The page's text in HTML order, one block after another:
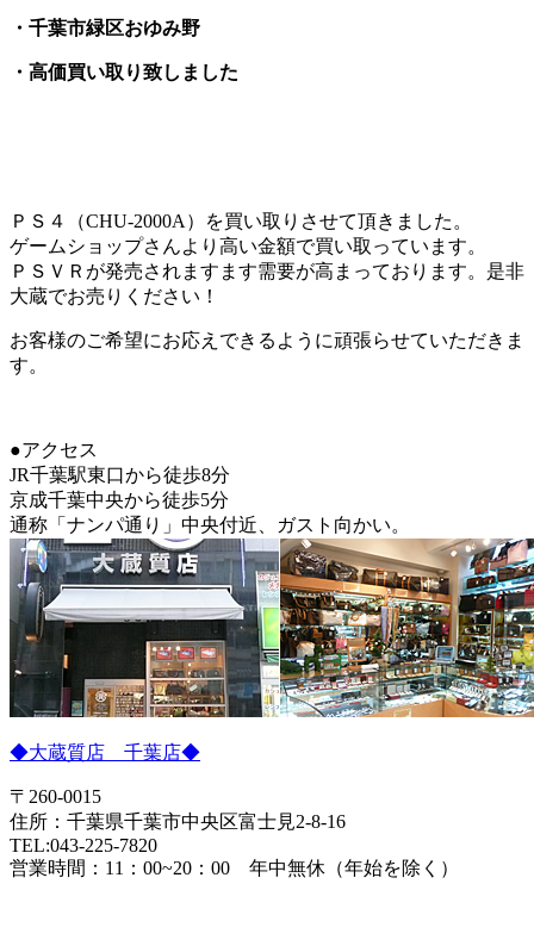
・千葉市緑区おゆみ野
・高価買い取り致しました
ＰＳ４（CHU-2000A）を買い取りさせて頂きました。
ゲームショップさんより高い金額で買い取っています。
ＰＳＶＲが発売されますます需要が高まっております。是非
大蔵でお売りください！
お客様のご希望にお応えできるように頑張らせていただきま
す。
●アクセス
JR千葉駅東口から徒歩8分
京成千葉中央から徒歩5分
通称「ナンパ通り」中央付近、ガスト向かい。
◆大蔵質店 千葉店◆
〒260-0015
住所：千葉県千葉市中央区富士見2-8-16
TEL:043-225-7820
営業時間：11：00~20：00 年中無休（年始を除く）